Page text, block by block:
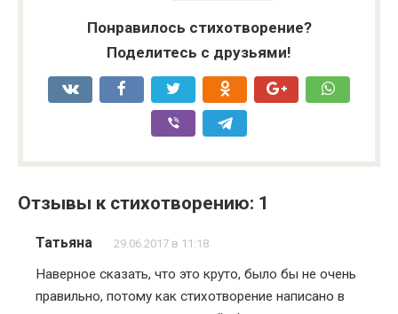
Понравилось стихотворение?
Поделитесь с друзьями!
Отзывы к стихотворению: 1
Татьяна 29.06.2017 в 11:18
Наверное сказать, что это круто, было бы не очень
правильно, потому как стихотворение написано в